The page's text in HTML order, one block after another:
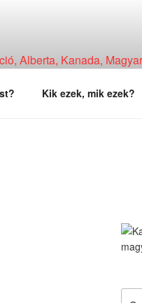
Alberta, Kanada,
Kik ezek, mik ezek?